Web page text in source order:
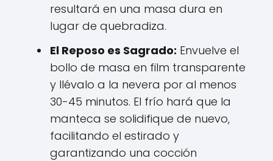
resultará en una masa dura en
lugar de quebradiza.
El Reposo es Sagrado: Envuelve el
bollo de masa en film transparente
y llévalo a la nevera por al menos
30-45 minutos. El frío hará que la
manteca se solidifique de nuevo,
facilitando el estirado y
garantizando una cocción